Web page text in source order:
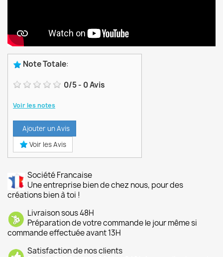
Note Totale:
0/5- 0Avis
Voir les notes
Ajouter un Avis
Voir les Avis
Société Francaise
Une entreprise bien de chez nous, pour des
créations bien à toi !
Livraison sous 48H
Préparation de votre commande le jour même si
commande effectuée avant 13H
Satisfaction de nos clients